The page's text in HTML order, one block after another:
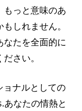
もっと意味のあ
しれません。
なたを全面的に
さい。
ョナルとしての
あなたの情熱と